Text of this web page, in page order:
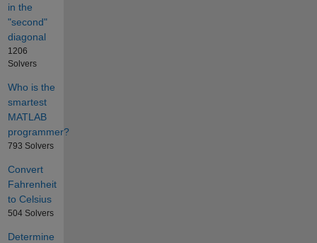
in the
"second"
diagonal
1206
Solvers
Who is the
smartest
MATLAB
programmer?
793 Solvers
Convert
Fahrenheit
to Celsius
504 Solvers
Determine